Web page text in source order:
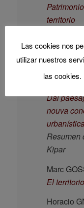
territorio
Andreas
Dal
nouva
urbanística
Resumen
Kipar
Marc
El
Horacio
Las cookies nos
utilizar nuestros
las cookies.